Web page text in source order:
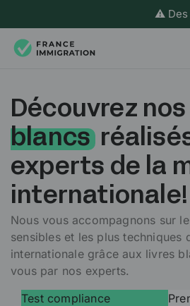
⚠️ Des
Découvrez nos
blancs
experts de la
internationale!
Nous vous accompagnons sur
sensibles et les plus techniques
internationale grâce aux livres
vous par nos experts.
Test compliance